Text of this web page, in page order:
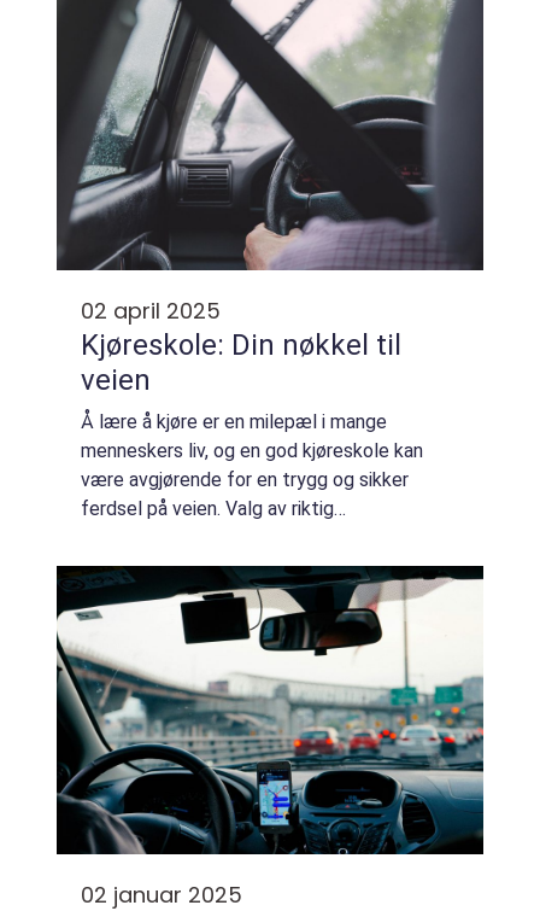
02 april 2025
Kjøreskole: Din nøkkel til
veien
Å lære å kjøre er en milepæl i mange
menneskers liv, og en god kjøreskole kan
være avgjørende for en trygg og sikker
ferdsel på veien. Valg av riktig
02 januar 2025